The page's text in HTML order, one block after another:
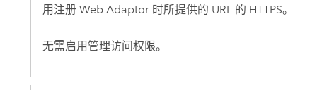
用注册 Web Adaptor 时所提供的 URL 的 HTTPS。
无需启用管理访问权限。